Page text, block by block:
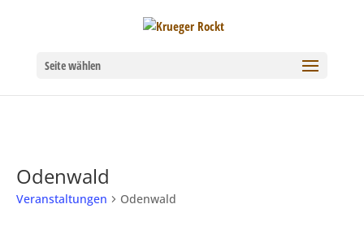
Seite wählen
Odenwald
Veranstaltungen Odenwald